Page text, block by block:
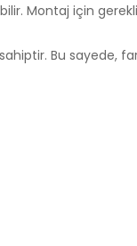
Montaj için
Bu sayede,